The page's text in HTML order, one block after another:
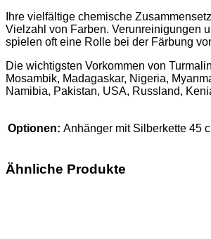
Ihre vielfältige chemische
Vielzahl von Farben. Verunreinigungen
spielen oft eine Rolle bei der Färbung
Die wichtigsten Vorkommen von
Mosambik, Madagaskar, Nigeria,
Namibia, Pakistan, USA, Russland,
Optionen: Anhänger mit Silberkette 45
Ähnliche Produkte